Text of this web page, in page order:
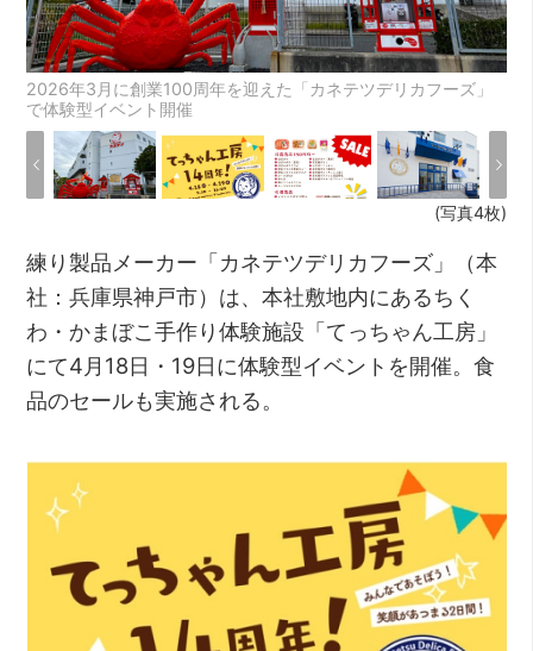
2026年3月に創業100周年を迎えた「カネテツデリカフーズ」
で体験型イベント開催
(写真4枚)
練り製品メーカー「カネテツデリカフーズ」（本
社：兵庫県神戸市）は、本社敷地内にあるちく
わ・かまぼこ手作り体験施設「てっちゃん工房」
にて4月18日・19日に体験型イベントを開催。食
品のセールも実施される。